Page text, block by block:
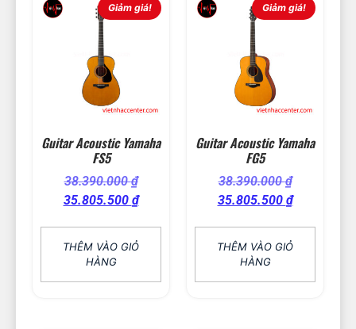
Giảm giá!
Guitar Acoustic Yamaha
FS5
38.390.000₫
35.805.500 ₫
THÊM VÀO GIỎ
HÀNG
Giảm giá!
Guitar Acoustic Yamaha
FG5
38.390.000₫
35.805.500 ₫
THÊM VÀO GIỎ
HÀNG